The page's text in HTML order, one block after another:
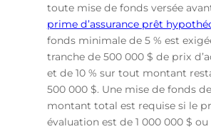
toute mise de fonds versée
prime d’assurance prêt
fonds minimale de 5 % est
tranche de 500 000 $ de prix
et de 10 % sur tout montant
500 000 $. Une mise de fonds
montant total est requise si le
évaluation est de 1 000 000 $ ou